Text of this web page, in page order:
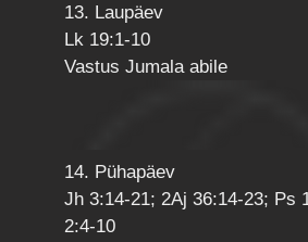
13. Laupäev
Lk 19:1-10
Vastus Jumala abile
14. Pühapäev
Jh 3:14-21; 2Aj 36:14-23; Ps
2:4-10